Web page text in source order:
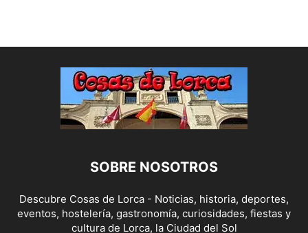
SOBRE NOSOTROS
Descubre Cosas de Lorca - Noticias, historia, deportes,
eventos, hostelería, gastronomía, curiosidades, fiestas y
cultura de Lorca, la Ciudad del Sol